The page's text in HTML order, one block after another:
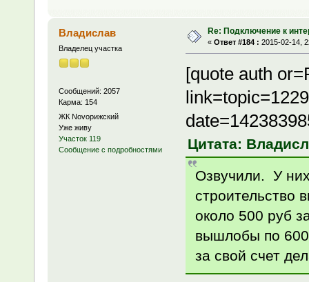
Владислав
Владелец участка
Сообщений: 2057
Карма: 154
ЖК Novoрижский
Уже живу
Участок 119
Сообщение с подробностями
Re: Подключение к
« Ответ #184 : 2015-02-14,
[quote auth
Цитата:
Озвучили. У
строительство
около 500 руб
вышлобы по
за свой счет